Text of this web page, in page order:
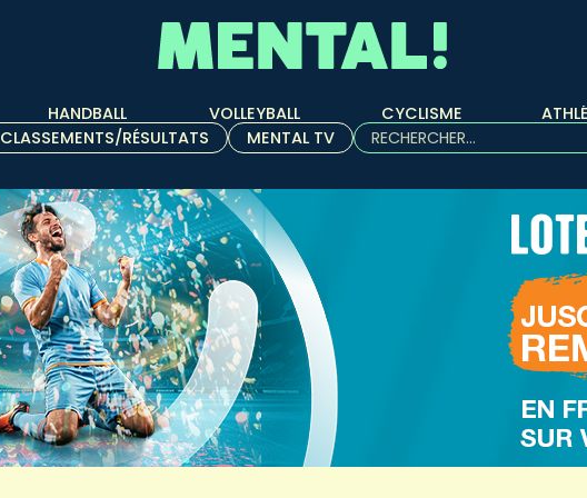
HANDBALL VOLLEYBALL CYCLISME
CLASSEMENTS/RÉSULTATS
MENTAL TV
Rechercher :